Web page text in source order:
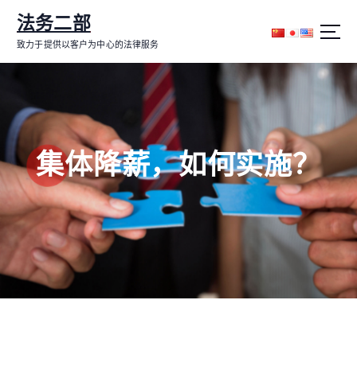
内
法务二部
致力于提供以客户为中心的法律服务
集体降薪，如何实施？